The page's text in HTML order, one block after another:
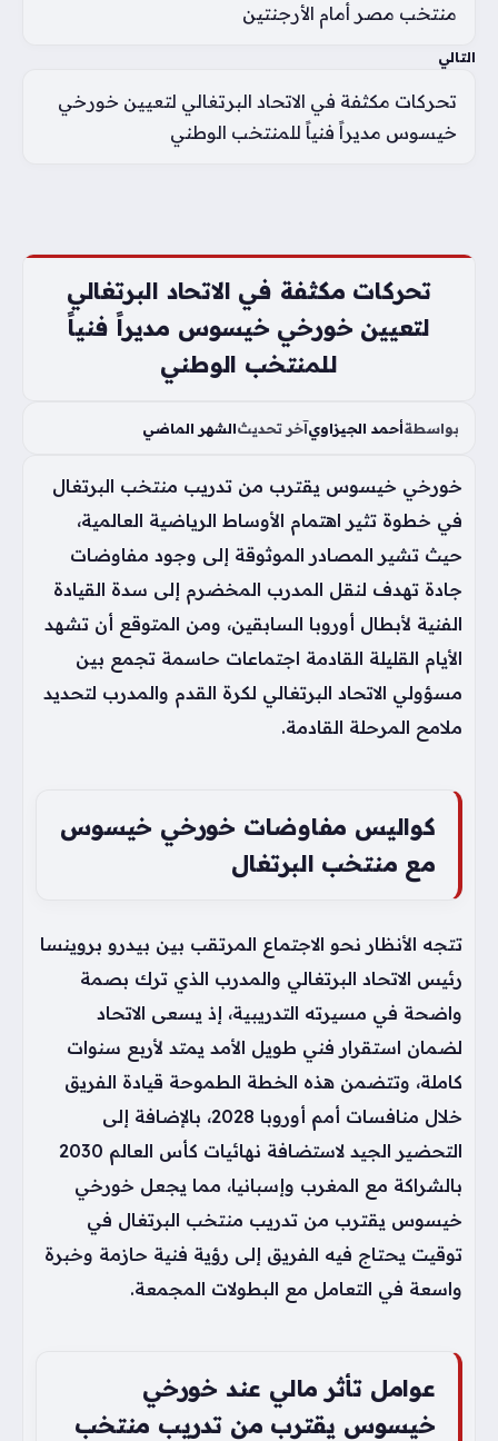
منتخب مصر أمام الأرجنتين
التالي
تحركات مكثفة في الاتحاد البرتغالي لتعيين خورخي
خيسوس مديراً فنياً للمنتخب الوطني
تحركات مكثفة في الاتحاد البرتغالي
لتعيين خورخي خيسوس مديراً فنياً
للمنتخب الوطني
بواسطةأحمد الجيزاويآخر تحديثالشهر الماضي
خورخي خيسوس يقترب من تدريب منتخب البرتغال
في خطوة تثير اهتمام الأوساط الرياضية العالمية،
حيث تشير المصادر الموثوقة إلى وجود مفاوضات
جادة تهدف لنقل المدرب المخضرم إلى سدة القيادة
الفنية لأبطال أوروبا السابقين، ومن المتوقع أن تشهد
الأيام القليلة القادمة اجتماعات حاسمة تجمع بين
مسؤولي الاتحاد البرتغالي لكرة القدم والمدرب لتحديد
ملامح المرحلة القادمة.
كواليس مفاوضات خورخي خيسوس
مع منتخب البرتغال
تتجه الأنظار نحو الاجتماع المرتقب بين بيدرو بروينسا
رئيس الاتحاد البرتغالي والمدرب الذي ترك بصمة
واضحة في مسيرته التدريبية، إذ يسعى الاتحاد
لضمان استقرار فني طويل الأمد يمتد لأربع سنوات
كاملة، وتتضمن هذه الخطة الطموحة قيادة الفريق
خلال منافسات أمم أوروبا 2028، بالإضافة إلى
التحضير الجيد لاستضافة نهائيات كأس العالم 2030
بالشراكة مع المغرب وإسبانيا، مما يجعل خورخي
خيسوس يقترب من تدريب منتخب البرتغال في
توقيت يحتاج فيه الفريق إلى رؤية فنية حازمة وخبرة
واسعة في التعامل مع البطولات المجمعة.
عوامل تأثر مالي عند خورخي
خيسوس يقترب من تدريب منتخب